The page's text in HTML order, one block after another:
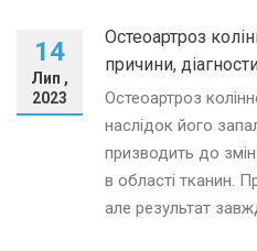
14
Лип ,
2023
Остеоартроз
причини,
Остеоартроз
наслідок його
призводить до
в області тканин.
але результат